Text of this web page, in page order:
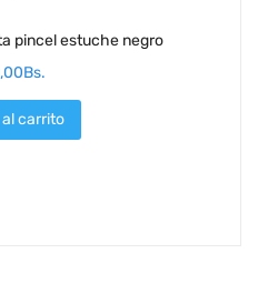
pincel estuche negro
Bs.
carrito